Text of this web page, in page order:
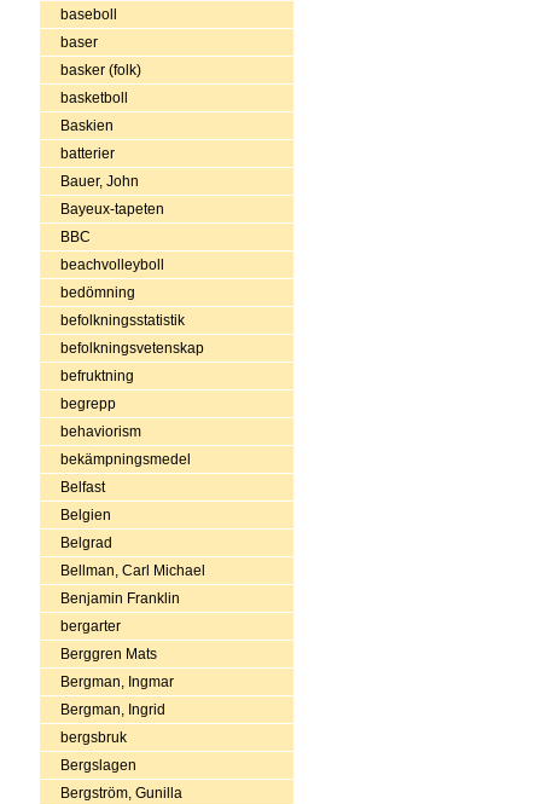
baseboll
baser
basker (folk)
basketboll
Baskien
batterier
Bauer, John
Bayeux-tapeten
BBC
beachvolleyboll
bedömning
befolkningsstatistik
befolkningsvetenskap
befruktning
begrepp
behaviorism
bekämpningsmedel
Belfast
Belgien
Belgrad
Bellman, Carl Michael
Benjamin Franklin
bergarter
Berggren Mats
Bergman, Ingmar
Bergman, Ingrid
bergsbruk
Bergslagen
Bergström, Gunilla